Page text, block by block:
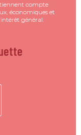
compte
économiques et
général.